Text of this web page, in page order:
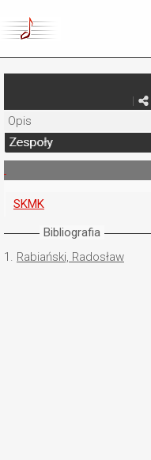
Opis
Zespoły
SKMK
Bibliografia
1. Rabiański, Radosław